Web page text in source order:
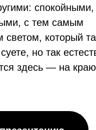
и чана
звука
практики от местных